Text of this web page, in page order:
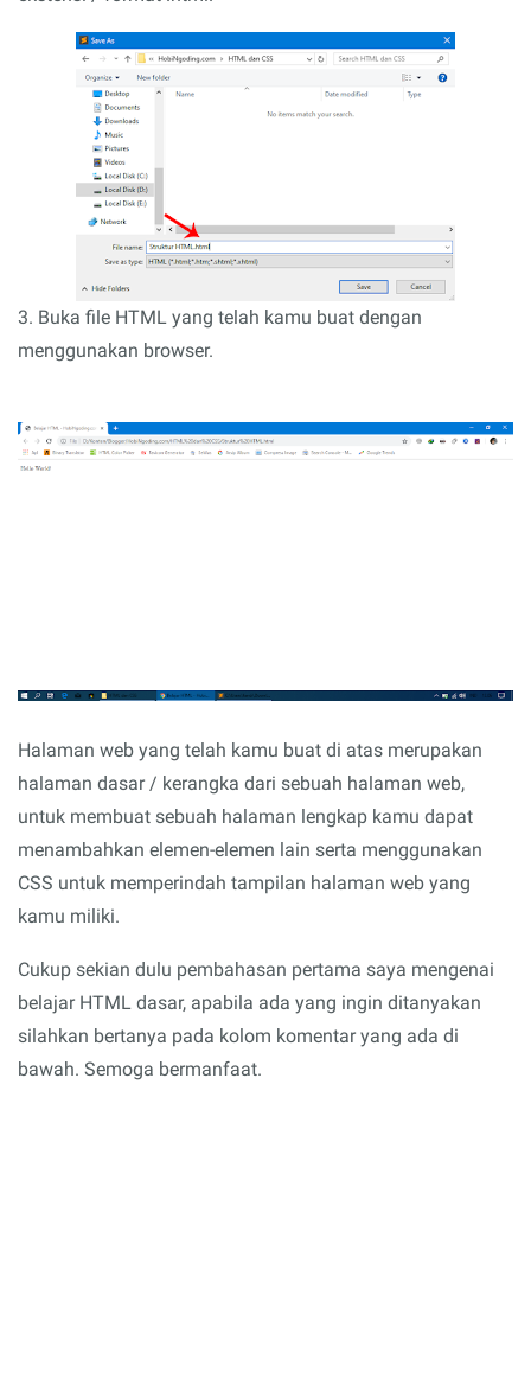
3. Buka file HTML yang telah kamu buat dengan
menggunakan browser.
Halaman web yang telah kamu buat di atas merupakan
halaman dasar / kerangka dari sebuah halaman web,
untuk membuat sebuah halaman lengkap kamu dapat
menambahkan elemen-elemen lain serta menggunakan
CSS untuk memperindah tampilan halaman web yang
kamu miliki.
Cukup sekian dulu pembahasan pertama saya mengenai
belajar HTML dasar, apabila ada yang ingin ditanyakan
silahkan bertanya pada kolom komentar yang ada di
bawah. Semoga bermanfaat.